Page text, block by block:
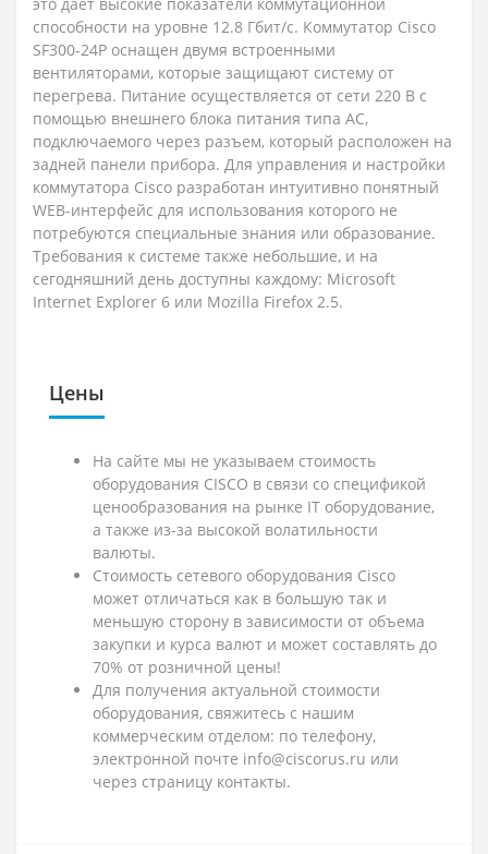
способности на уровне 12.8 Гбит/с. Коммутатор Cisco
SF300-24P оснащен двумя встроенными
вентиляторами, которые защищают систему от
перегрева. Питание осуществляется от сети 220 В с
помощью внешнего блока питания типа АС,
подключаемого через разъем, который расположен на
задней панели прибора. Для управления и настройки
коммутатора Cisco разработан интуитивно понятный
WEB-интерфейс для использования которого не
потребуются специальные знания или образование.
Требования к системе также небольшие, и на
сегодняшний день доступны каждому: Microsoft
Internet Explorer 6 или Mozilla Firefox 2.5.
Цены
На сайте мы не указываем стоимость
оборудования CISCO в связи со спецификой
ценообразования на рынке IT оборудование,
а также из-за высокой волатильности
валюты.
Стоимость сетевого оборудования Cisco
может отличаться как в большую так и
меньшую сторону в зависимости от объема
закупки и курса валют и может составлять до
70% от розничной цены!
Для получения актуальной стоимости
оборудования, свяжитесь с нашим
коммерческим отделом: по телефону,
электронной почте info@ciscorus.ru или
через страницу контакты.